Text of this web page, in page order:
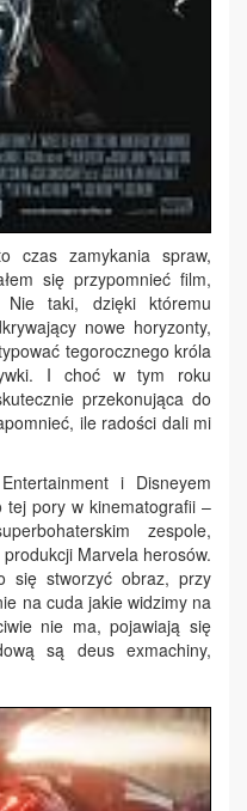
czas zamykania spraw,
się przypomnieć film,
taki, dzięki któremu
nowe horyzonty,
tegorocznego króla
I choć w tym roku
przekonująca do
ile radości dali mi
i Disneyem
tej pory w kinematografii –
zespole,
Marvela herosów.
się stworzyć obraz, przy
na cuda jakie widzimy na
nie ma, pojawiają się
są deus exmachiny,